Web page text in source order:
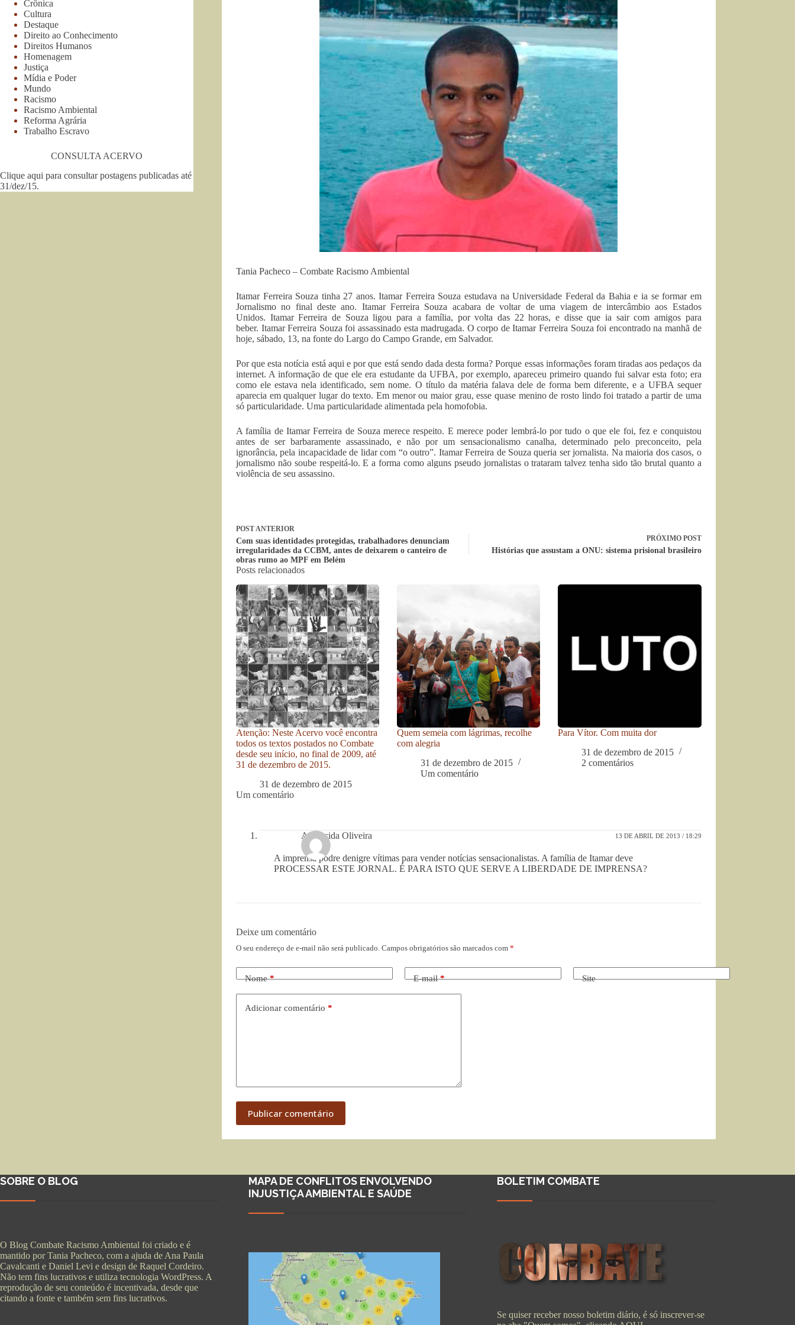
Tania Pacheco – Combate Racismo Ambiental
Itamar Ferreira Souza tinha 27 anos.Itamar Ferreira Souza estudava naUniversidade Federal da Bahia e ia se formar em
Jornalismo no final deste ano. Itamar Ferreira Souza acabara de voltar de uma viagem de intercâmbio aos Estados
Unidos. Itamar Ferreira de Souza ligou para a família, por volta das 22 horas, e disse que ia sair com amigos para
beber. Itamar Ferreira Souza foi assassinado esta madrugada. O corpo deItamar Ferreira Souzafoi encontrado na manhã de
hoje, sábado, 13, na fonte do Largo do Campo Grande, em Salvador.
Por que esta notícia está aqui e por que está sendo dada desta forma? Porque essas informações foram tiradas aos pedaços da
internet. A informação de que ele era estudante da UFBA, por exemplo, apareceu primeiro quando fui salvar esta foto; era
como ele estava nela identificado, sem nome. O título da matéria falava dele de forma bem diferente, e a UFBA sequer
aparecia em qualquer lugar do texto. Em menor ou maior grau, esse quase menino de rosto lindo foi tratado a partir de uma
só particularidade. Uma particularidade alimentada pela homofobia.
A família de Itamar Ferreira de Souza merece respeito. E merece poder lembrá-lo por tudo o que ele foi, fez e conquistou
antes de ser barbaramente assassinado, e não por um sensacionalismo canalha, determinado pelo preconceito, pela
ignorância, pela incapacidade de lidar com “o outro”. Itamar Ferreira de Souza queria ser jornalista. Na maioria dos casos, o
jornalismo não soube respeitá-lo. E a forma como alguns pseudo jornalistas o trataram talvez tenha sido tão brutal quanto a
violência de seu assassino.
POSTANTERIOR
Com suas identidades protegidas, trabalhadores denunciam
irregularidades da CCBM, antes de deixarem o canteiro de
obras rumo ao MPF em Belém
PRÓXIMO POST
Histórias que assustam a ONU: sistema prisional brasileiro
Posts relacionados
Atenção: Neste Acervo você encontra
todos os textos postados no Combate
desde seu início, no final de 2009, até
31 de dezembro de 2015.
31 de dezembro de 2015
Quem semeia com lágrimas, recolhe
com alegria
31 de dezembro de 2015
Um comentário
Para Vítor. Com muita dor
31 de dezembro de 2015
2 comentários
Um comentário
Aparecida Oliveira 13 DE ABRIL DE 2013 / 18:29
A imprensa podre denigre vítimas para vender notícias sensacionalistas. A família de Itamar deve
PROCESSAR ESTE JORNAL. É PARA ISTO QUE SERVE A LIBERDADE DE IMPRENSA?
Deixe um comentário
O seu endereço de e-mail não será publicado. Campos obrigatórios são marcados com *
Nome* E-mail* Site
Adicionar comentário *
Publicar comentário
Crônica
Cultura
Destaque
Direito ao Conhecimento
Direitos Humanos
Homenagem
Justiça
Mídia e Poder
Mundo
Racismo
Racismo Ambiental
Reforma Agrária
Trabalho Escravo
CONSULTA ACERVO
Clique aqui para consultar postagens publicadas até
31/dez/15.
SOBRE O BLOG
O Blog Combate Racismo Ambiental foi criado e é
mantido por Tania Pacheco, com a ajuda de Ana Paula
Cavalcanti e Daniel Levi e design de Raquel Cordeiro.
Não tem fins lucrativos e utiliza tecnologia WordPress. A
reprodução de seu conteúdo é incentivada, desde que
citando a fonte e também sem fins lucrativos.
MAPA DE CONFLITOS ENVOLVENDO
INJUSTIÇA AMBIENTAL E SAÚDE
BOLETIM COMBATE
Se quiser receber nosso boletim diário, é só inscrever-se